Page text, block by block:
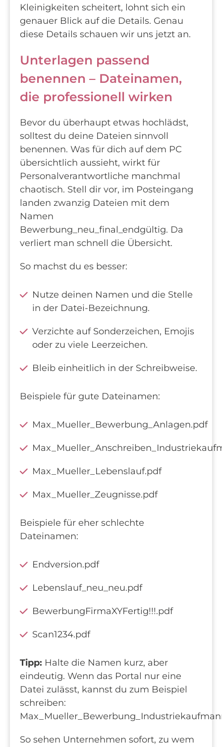
Kleinigkeiten scheitert, lohnt sich ein
genauer Blick auf die Details. Genau
diese Details schauen wir uns jetzt an.
Unterlagen passend
benennen – Dateinamen,
die professionell wirken
Bevor du überhaupt etwas hochlädst,
solltest du deine Dateien sinnvoll
benennen. Was für dich auf dem PC
übersichtlich aussieht, wirkt für
Personalverantwortliche manchmal
chaotisch. Stell dir vor, im Posteingang
landen zwanzig Dateien mit dem
Namen
Bewerbung_neu_final_endgültig. Da
verliert man schnell die Übersicht.
So machst du es besser:
Nutze deinen Namen und die Stelle
in der Datei-Bezeichnung.
Verzichte auf Sonderzeichen, Emojis
oder zu viele Leerzeichen.
Bleib einheitlich in der Schreibweise.
Beispiele für gute Dateinamen:
Max_Mueller_Bewerbung_Anlagen.pdf
Max_Mueller_Lebenslauf.pdf
Max_Mueller_Zeugnisse.pdf
Beispiele für eher schlechte
Dateinamen:
Endversion.pdf
Lebenslauf_neu_neu.pdf
BewerbungFirmaXYFertig!!!.pdf
Scan1234.pdf
Tipp: Halte die Namen kurz, aber
eindeutig. Wenn das Portal nur eine
Datei zulässt, kannst du zum Beispiel
schreiben:
So sehen Unternehmen sofort, zu wem